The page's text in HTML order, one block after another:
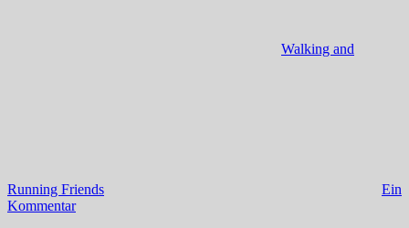
Walking and
Running Friends
Ein
Kommentar